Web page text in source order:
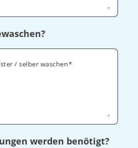
/ selber waschen
werden benötigt?